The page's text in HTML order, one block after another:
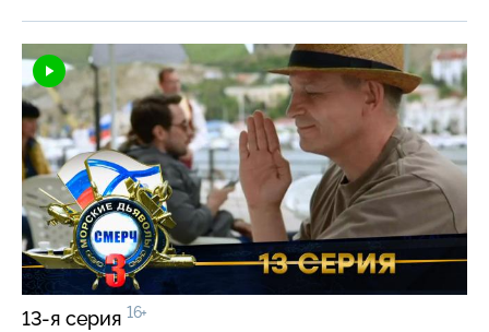
проверки и, обследовав территорию,
обнаруживают множество вооруженных бандитов…
13-я серия 16+